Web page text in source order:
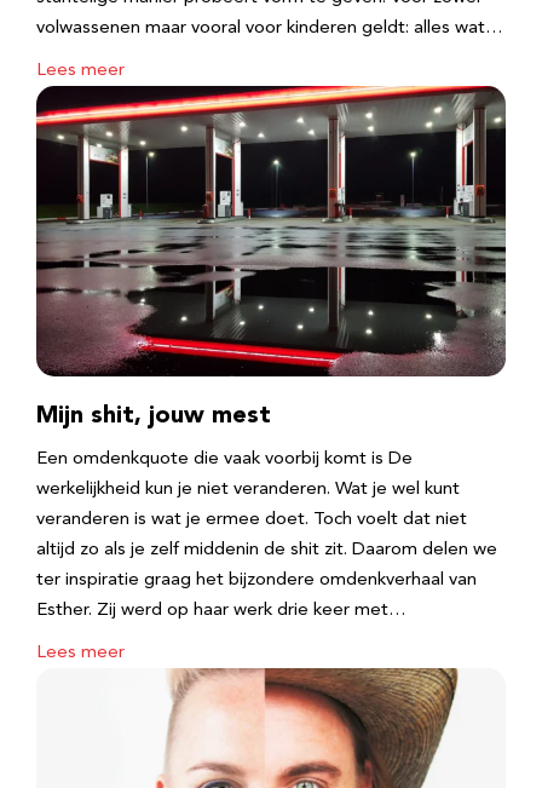
volwassenen maar vooral voor kinderen geldt: alles wat…
Lees meer
Mijn shit, jouw mest
Een omdenkquote die vaak voorbij komt is De
werkelijkheid kun je niet veranderen. Wat je wel kunt
veranderen is wat je ermee doet. Toch voelt dat niet
altijd zo als je zelf middenin de shit zit. Daarom delen we
ter inspiratie graag het bijzondere omdenkverhaal van
Esther. Zij werd op haar werk drie keer met…
Lees meer